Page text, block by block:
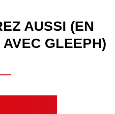
AUSSI (EN
GLEEPH)